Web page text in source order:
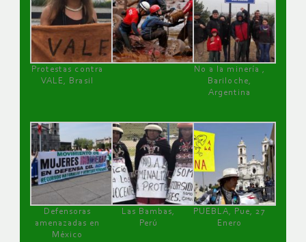
Protestas contra
VALE, Brasil
No a la minería ,
Bariloche,
Argentina
Defensoras
amenazadas en
México
Las Bambas,
Perú
PUEBLA, Pue, 27
Enero